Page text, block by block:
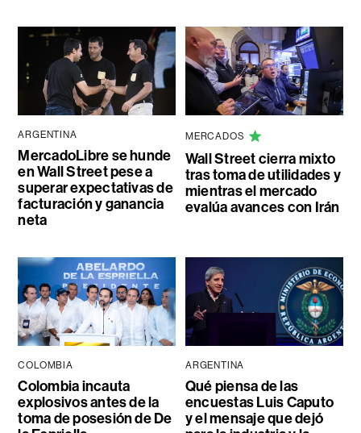
ARGENTINA
MercadoLibre se hunde
en Wall Street pese a
superar expectativas de
facturación y ganancia
neta
MERCADOS
Wall Street cierra mixto
tras toma de utilidades y
mientras el mercado
evalúa avances con Irán
COLOMBIA
Colombia incauta
explosivos antes de la
toma de posesión de De
ARGENTINA
Qué piensa de las
encuestas Luis Caputo
y el mensaje que dejó